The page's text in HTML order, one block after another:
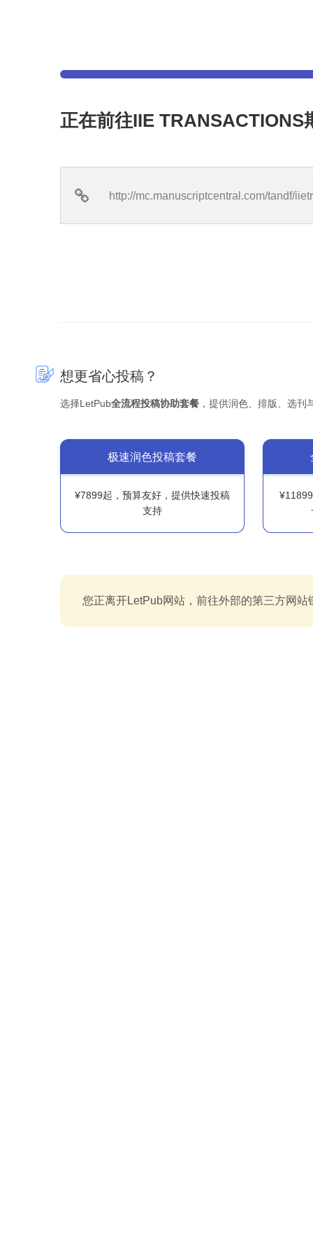
正在前往IIE TRANSACTIONS
http://mc.manuscriptcentral.com/tandf/
想更省心投稿？
选择LetPub全流程投稿协助套餐 ，提供润色、排版、选
极速润色投稿套餐
¥7899起，预算友好，提供快速投稿
支持
您正离开LetPub网站，前往外部的第三方网